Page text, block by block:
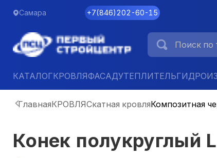
Самара +7(846)202-60-15
КАТАЛОГКРОВЛЯФАСАДУТЕПЛИТЕЛЬ
ГлавнаяКРОВЛЯСкатная кровляКомпозитная
Конек полукруглый